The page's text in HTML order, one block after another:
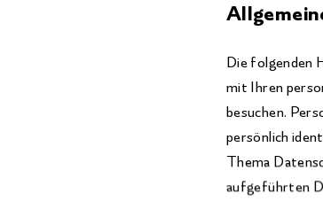
Die folgenden
mit Ihren
besuchen.
persönlich
Thema
aufgeführten